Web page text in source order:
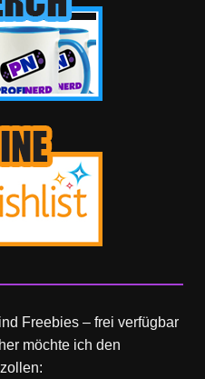
Freebies – frei verfügbar
möchte ich den